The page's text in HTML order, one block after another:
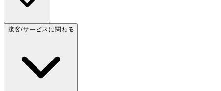
接客/サービスに関わる